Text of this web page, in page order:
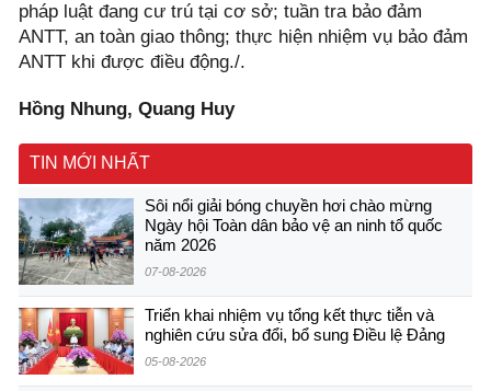
pháp luật đang cư trú tại cơ sở; tuần tra bảo đảm
ANTT, an toàn giao thông; thực hiện nhiệm vụ bảo đảm
ANTT khi được điều động./.
Hồng Nhung, Quang Huy
TIN MỚI NHẤT
Sôi nổi giải bóng chuyền hơi chào mừng
Ngày hội Toàn dân bảo vệ an ninh tổ quốc
năm 2026
07-08-2026
Triển khai nhiệm vụ tổng kết thực tiễn và
nghiên cứu sửa đổi, bổ sung Điều lệ Đảng
05-08-2026